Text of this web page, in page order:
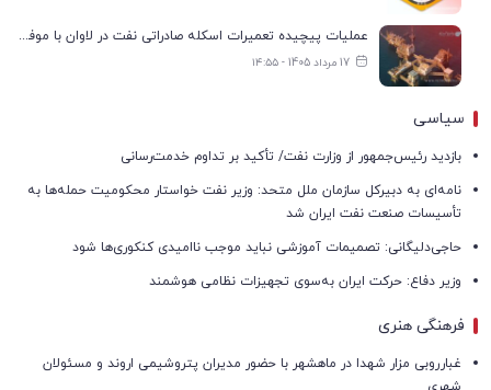
عملیات پیچیده تعمیرات اسکله صادراتی نفت در لاوان با موفقیت انجام شد
17 مرداد 1405 - ۱۴:۵۵
سیاسی
بازدید رئیس‌جمهور از وزارت نفت/ تأکید بر تداوم خدمت‌رسانی
نامه‌ای به دبیرکل سازمان ملل متحد: وزیر نفت خواستار محکومیت حمله‌ها به
تأسیسات صنعت نفت ایران شد
حاجی‌دلیگانی: تصمیمات آموزشی نباید موجب ناامیدی کنکوری‌ها شود
وزیر دفاع: حرکت ایران به‌سوی تجهیزات نظامی هوشمند
فرهنگی هنری
غبارروبی مزار شهدا در ماهشهر با حضور مدیران پتروشیمی اروند و مسئولان